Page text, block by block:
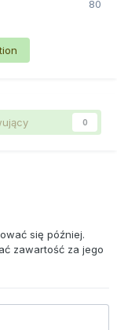
80
0
się później.
zawartość za jego